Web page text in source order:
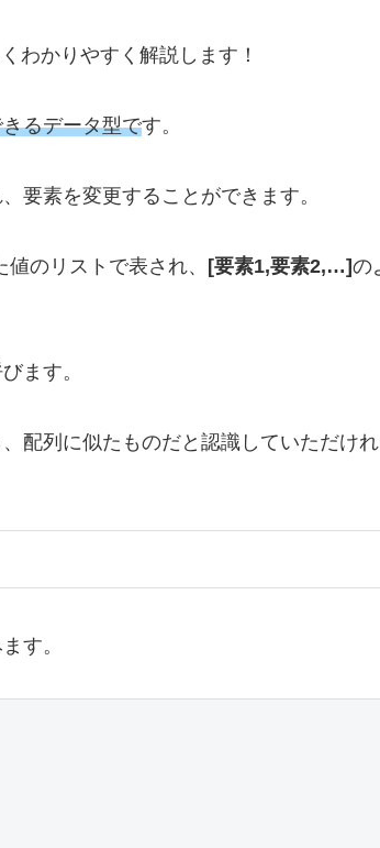
わかりやすく解説します！
るデータ型です。
要素を変更することができます。
のリストで表され、 [要素1,要素2,…]の
ます。
配列に似たものだと認識していただけ
す。